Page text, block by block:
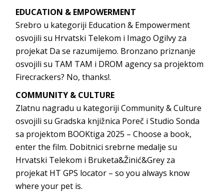
EDUCATION & EMPOWERMENT
Srebro u kategoriji Education & Empowerment
osvojili su Hrvatski Telekom i Imago Ogilvy za
projekat Da se razumijemo. Bronzano priznanje
osvojili su TAM TAM i DROM agency sa projektom
Firecrackers? No, thanks!.
COMMUNITY & CULTURE
Zlatnu nagradu u kategoriji Community & Culture
osvojili su Gradska knjižnica Poreč i Studio Sonda
sa projektom BOOKtiga 2025 – Choose a book,
enter the film. Dobitnici srebrne medalje su
Hrvatski Telekom i Bruketa&Žinić&Grey za
projekat HT GPS locator – so you always know
where your pet is.